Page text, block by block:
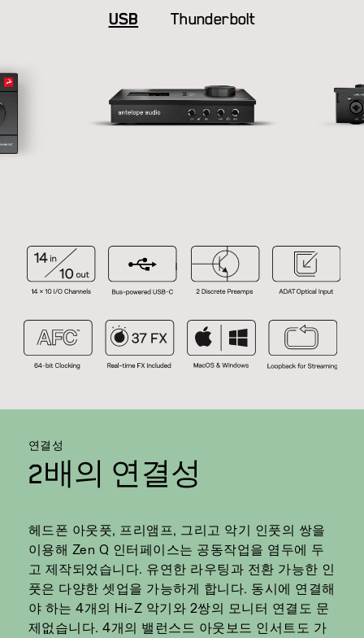
USB Thunderbolt
연결성
2배의 연결성
헤드폰 아웃풋, 프리앰프, 그리고 악기 인풋의 쌍을
이용해 Zen Q 인터페이스는 공동작업을 염두에 두
고 제작되었습니다. 유연한 라우팅과 전환 가능한 인
풋은 다양한 셋업을 가능하게 합니다. 동시에 연결해
야 하는 4개의 Hi-Z 악기와 2쌍의 모니터 연결도 문
제없습니다. 4개의 밸런스드 아웃보드 인서트도 가